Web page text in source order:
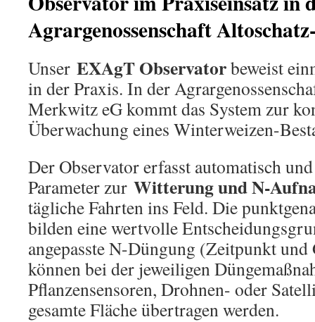
Agrargenossenschaft
Unser EXAgT Observatorbeweist
in der Praxis. In der
Merkwitz eG kommt das System zur
Überwachung eines Winterweizen-
Der Observator erfasst automatisch
Parameter zur Witterung und N-
tägliche Fahrten ins Feld. Die
bilden eine wertvolle
angepasste N-Düngung (Zeitpunkt und
können bei der jeweiligen
Pflanzensensoren, Drohnen- oder
gesamte Fläche übertragen werden.